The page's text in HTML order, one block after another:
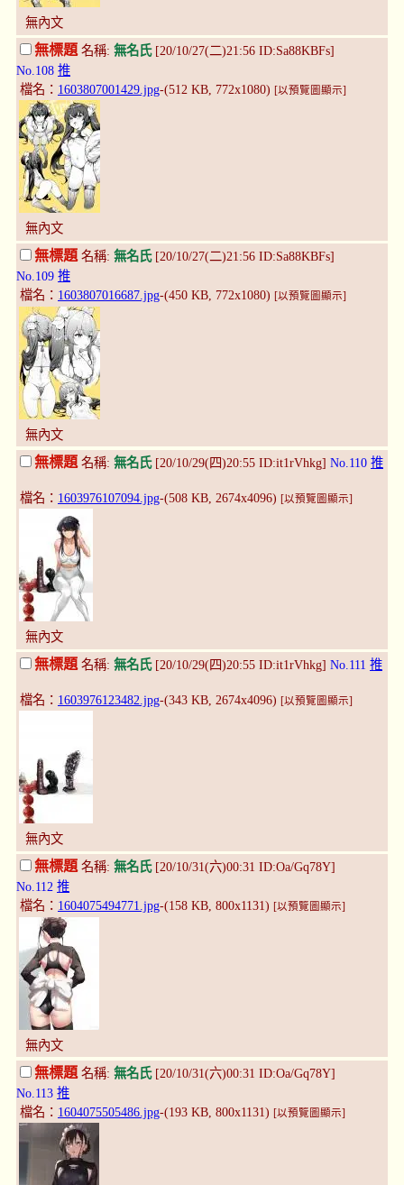
無內文
無標題 名稱: 無名氏[20/10/27(二)21:56 ID:Sa88KBFs]
No.108 推
檔名： 1603807001429.jpg-(512 KB, 772x1080) [以預覽圖顯示]
無內文
無標題名稱: 無名氏[20/10/27(二)21:56 ID:Sa88KBFs]
No.109 推
檔名： 1603807016687.jpg-(450 KB, 772x1080) [以預覽圖顯示]
無內文
無標題 名稱: 無名氏[20/10/29(四)20:55 ID:it1rVhkg] No.110 推
檔名： 1603976107094.jpg-(508 KB, 2674x4096) [以預覽圖顯示]
無內文
無標題 名稱: 無名氏[20/10/29(四)20:55 ID:it1rVhkg] No.111 推
檔名： 1603976123482.jpg-(343 KB, 2674x4096) [以預覽圖顯示]
無內文
無標題名稱: 無名氏[20/10/31(六)00:31 ID:Oa/Gq78Y]
No.112 推
檔名： 1604075494771.jpg-(158 KB, 800x1131) [以預覽圖顯示]
無內文
無標題 名稱: 無名氏[20/10/31(六)00:31 ID:Oa/Gq78Y]
No.113 推
檔名： 1604075505486.jpg-(193 KB, 800x1131) [以預覽圖顯示]